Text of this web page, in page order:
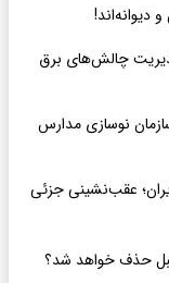
چالش‌های برق
نوسازی مدارس
عقب‌نشینی جزئی